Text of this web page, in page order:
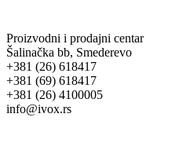
Proizvodni i prodajni centar
Šalinačka bb, Smederevo
+381 (26) 618417
+381 (69) 618417
+381 (26) 4100005
info@ivox.rs